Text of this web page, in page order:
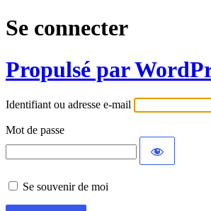
Se connecter
Propulsé par
Identifiant ou adresse e-mail
Mot de passe
Se souvenir de moi